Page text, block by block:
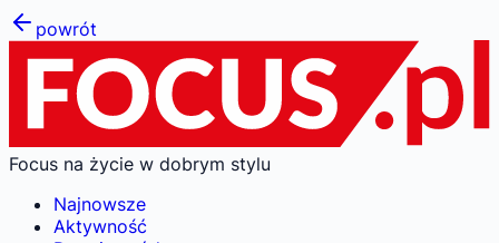
powrót
Focus na życie w dobrym stylu
Najnowsze
Aktywność